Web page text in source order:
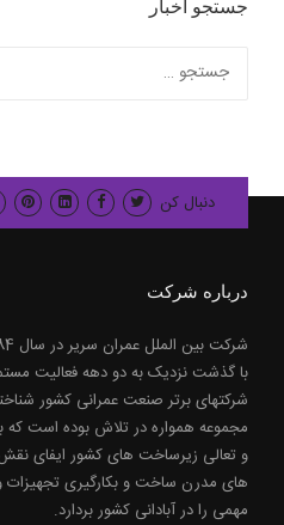
جستجو اخبار
برای:
دنبال کن
درباره شرکت
با گذشت نزدیک به دو دهه فعالیت
شرکتهای برتر صنعت عمرانی کشور
مجموعه همواره در تلاش بوده است که
و تعالی زیرساخت های کشور ایفای نقش
های مدرن ساخت و بکارگیری تجهیزات
مهمی را در آبادانی کشور بردارد.